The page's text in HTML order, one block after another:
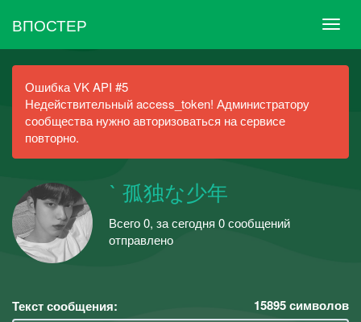
ВПОСТЕР
Ошибка VK API #5
Недействительный access_token! Администратору
сообщества нужно авторизоваться на сервисе
повторно.
ˋ 孤独な少年
Всего 0, за сегодня 0 сообщений
отправлено
Текст сообщения: 15895символов